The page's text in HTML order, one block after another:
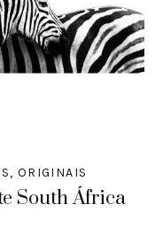
, ORIGINAIS
South África